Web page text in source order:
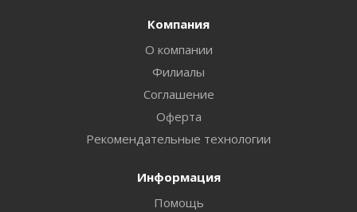
Компания
О компании
Филиалы
Соглашение
Оферта
Рекомендательные технологии
Информация
Помощь